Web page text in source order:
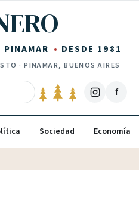
DESDE 1981
· PINAMAR, BUENOS AIRES
f
Sociedad Economía